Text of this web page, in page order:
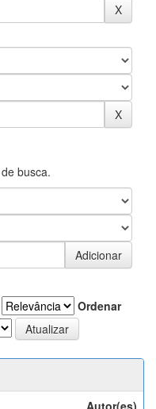
busca.
Ordenar
Autor(es)